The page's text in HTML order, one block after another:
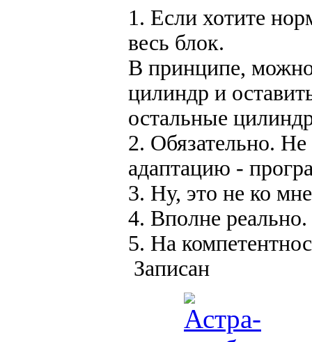
1. Если хотите
весь блок.
В принципе,
цилиндр и
остальные
2. Обязательно. Не
адаптацию -
3. Ну, это не ко
4. Вполне реально.
5. На
Записан